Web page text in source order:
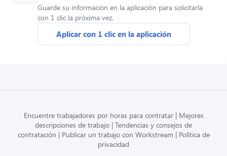
Guarde su información en la aplicación para solicitarla
con 1 clic la próxima vez.
Aplicar con 1 clic en la aplicación
Encuentre trabajadores por horas para contratar
Mejores
descripciones de trabajo Tendencias y consejos de
contratación
Publicar un trabajo con Workstream
Política de
privacidad